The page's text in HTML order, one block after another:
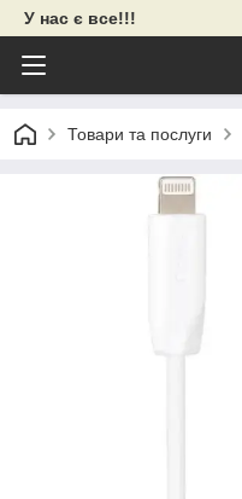
У нас є все!!!
Товари та послуги